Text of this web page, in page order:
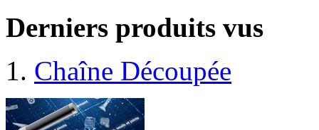
Derniers produits vus
Chaîne Découpée